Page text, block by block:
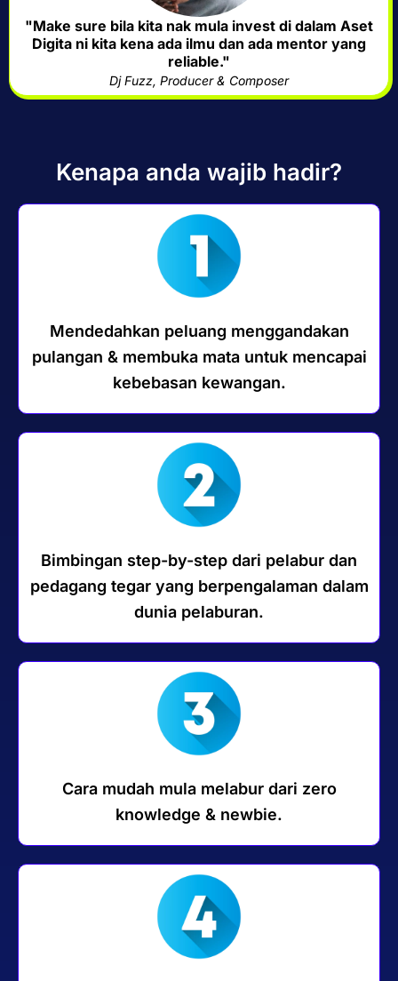
"Make sure bila kita nak mula invest di dalam Aset
Digita ni kita kena ada ilmu dan ada mentor yang
reliable."
Dj Fuzz, Producer & Composer
Kenapa anda wajib hadir?
Mendedahkan peluang menggandakan
pulangan & membuka mata untuk mencapai
kebebasan kewangan.
Bimbingan step-by-step dari pelabur dan
pedagang tegar yang berpengalaman dalam
dunia pelaburan.
Cara mudah mula melabur dari zero
knowledge & newbie.